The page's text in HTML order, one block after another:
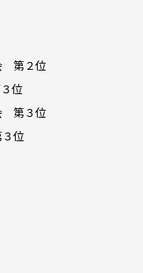
第２位
位
第３位
位